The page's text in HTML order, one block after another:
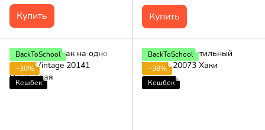
Купить Купить
BackToSchool
−30%
Кешбек
BackToSchool
−38%
Кешбек